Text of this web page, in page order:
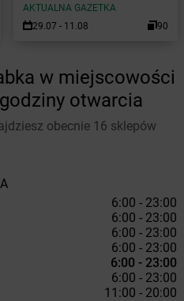
AKTUALNA GAZETKA
29.07 - 11.08
90
w miejscowości
otwarcia
obecnie 16 sklepów
6:00 - 23:00
6:00 - 23:00
6:00 - 23:00
6:00 - 23:00
6:00 - 23:00
6:00 - 23:00
11:00 - 20:00